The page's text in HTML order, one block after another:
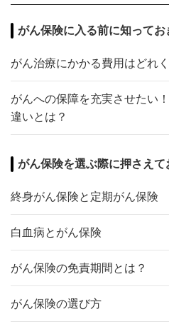
がん保険に入る前に知ってお
がん治療にかかる費用はどれ
がんへの保障を充実させたい
違いとは？
がん保険を選ぶ際に押さえて
終身がん保険と定期がん保険
白血病とがん保険
がん保険の免責期間とは？
がん保険の選び方